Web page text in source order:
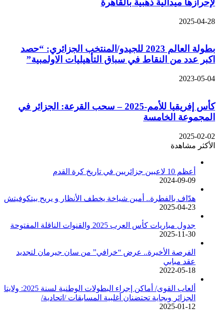
لإحرازها ميدالية ذهبية بالقاهرة
2025-04-28
بطولة العالم 2023 للجيدو/المنتخب الجزائري: “حصد
اكبر عدد من النقاط في سباق التأهيليات الاولمبية”
2023-05-04
كأس إفريقيا للأمم-2025 – سحب القرعة: الجزائر في
المجموعة الخامسة
2025-02-02
الأكثر مشاهدة
أعظم 10 لاعبين جزائريين في تاريخ كرة القدم
2024-09-09
هدّاف بالفطرة.. أمين شياخة يخطف الأنظار و يريح بيتكوفيتش
2025-04-23
جدول مباريات كأس العرب 2025 والقنوات الناقلة المفتوحة
2025-11-30
الفرصة الأخيرة.. عرض “خرافي” من سان جيرمان لتجديد
عقد مبابي
2022-05-18
ألعاب القوى/ أماكن إجراء البطولات الوطنية لسنة 2025: ولايتا
الجزائر وبجاية تحتضنان أغلبية المسابقات /اتحادية/
2025-01-12